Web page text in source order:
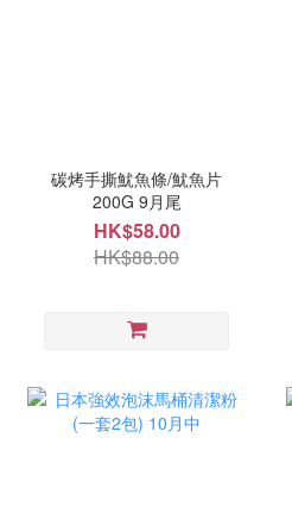
碳烤手撕魷魚條/魷魚片
200G 9月尾
HK$58.00
HK$88.00